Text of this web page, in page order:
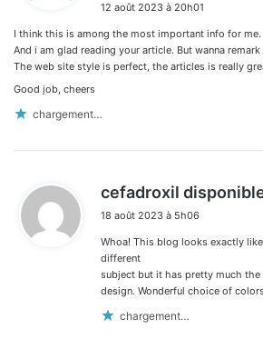
t
:
12 août 2023 à 20h01
I think this is among the most important info for me.
And i am glad reading your article. But wanna
The web site style is perfect, the articles is really
Good job, cheers
chargement…
cefadroxil
18 août 2023 à 5h06
Whoa! This blog looks exactly
different
subject but it has pretty much the
design. Wonderful choice of
chargement…